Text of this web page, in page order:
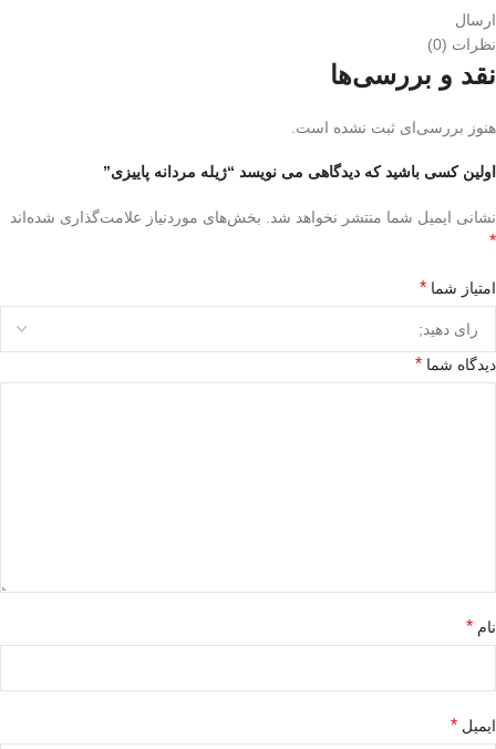
ارسال
نظرات (0)
نقد و بررسی‌ها
هنوز بررسی‌ای ثبت نشده است.
اولین کسی باشید که دیدگاهی می نویسد “ژیله مردانه پاییزی”
نشانی ایمیل شما منتشر نخواهد شد. بخش‌های موردنیاز علامت‌گذاری شده‌اند
*
امتیاز شما *
دیدگاه شما *
نام *
ایمیل *